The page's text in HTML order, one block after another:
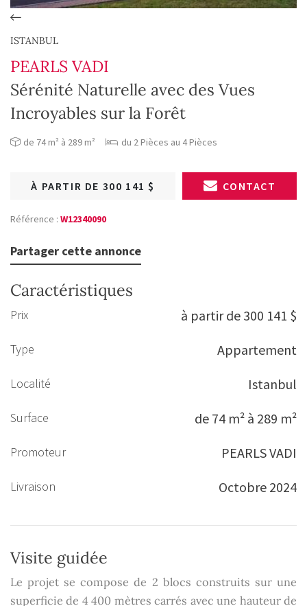
ISTANBUL
PEARLS VADI
Sérénité Naturelle avec des Vues
Incroyables sur la Forêt
de 74 m² à 289 m² du 2 Pièces au 4 Pièces
À PARTIR DE 300 141 $ CONTACT
Référence : W12340090
Partager cette annonce
Caractéristiques
Prix à partir de 300 141 $
Type Appartement
Localité Istanbul
Surface de 74 m² à 289 m²
Promoteur PEARLS VADI
Livraison Octobre 2024
Visite guidée
Le projet se compose de 2 blocs construits sur une
superficie de 4 400 mètres carrés avec une hauteur de